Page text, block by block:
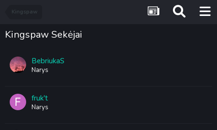
Kingspaw
Kingspaw Sekėjai
BebriukaS
Narys
fruk't
Narys